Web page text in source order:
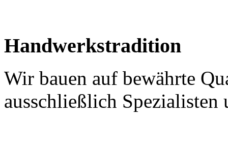
Handwerkstradition
Wir bauen auf bewährte
ausschließlich